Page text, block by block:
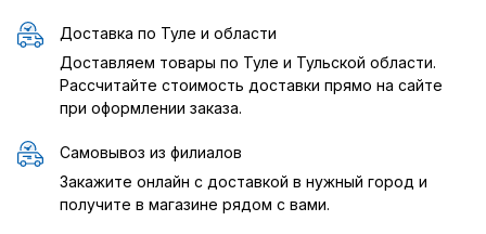
Доставка по Туле и области
Доставляем товары по Туле и Тульской области.
Рассчитайте стоимость доставки прямо на сайте
при оформлении заказа.
Самовывоз из филиалов
Закажите онлайн с доставкой в нужный город и
получите в магазине рядом с вами.